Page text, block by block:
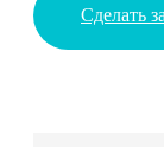
Сделать